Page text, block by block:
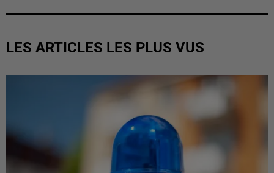
LES ARTICLES LES PLUS VUS